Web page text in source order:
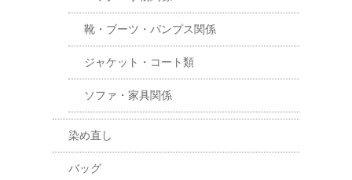
靴・ブーツ・パンプス関係
ジャケット・コート類
ソファ・家具関係
染め直し
バッグ